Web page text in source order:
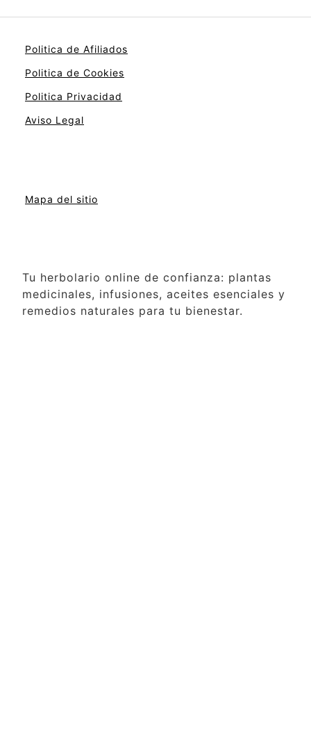
Politica de Afiliados
Politica de Cookies
Politica Privacidad
Aviso Legal
Mapa del sitio
Tu herbolario online de confianza: plantas
medicinales, infusiones, aceites esenciales y
remedios naturales para tu bienestar.